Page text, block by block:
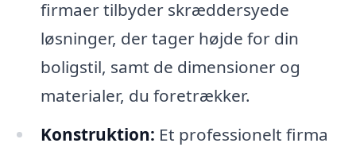
firmaer tilbyder skræddersyede
løsninger, der tager højde for din
boligstil, samt de dimensioner og
materialer, du foretrækker.
Konstruktion: Et professionelt firma